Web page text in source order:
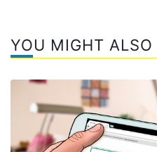
YOU MIGHT ALSO